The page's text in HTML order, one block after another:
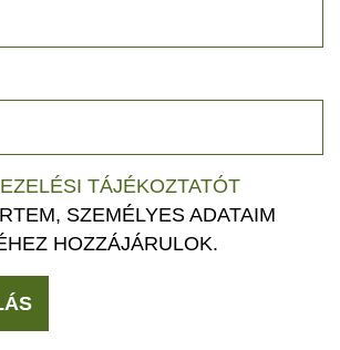
TÁJÉKOZTATÓT
SZEMÉLYES ADATAIM
HOZZÁJÁRULOK.